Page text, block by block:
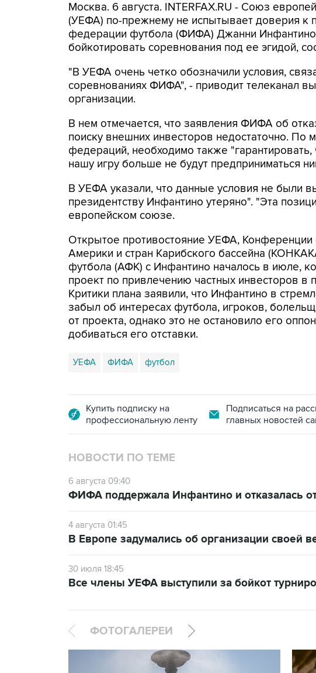
Москва. 6 августа. INTERFAX.RU - Союз
(УЕФА) по-прежнему не испытывает доверия к
федерации футбола (ФИФА) Джанни
бойкотировать соревнования под ее эгидой,
"В УЕФА очень четко обозначили условия,
соревнованиях ФИФА", - приводит телеканал
организации.
В нем отмечается, что заявления ФИФА об
поиску внешних инвесторов недостаточно. По
федераций, необходимо также
нашу игру больше не будут предприниматься
В УЕФА указали, что данные условия не были
президентству Инфантино утеряно". "Эта
европейском союзе.
Открытое противостояние УЕФА,
Америки и стран Карибского бассейна
футбола (АФК) с Инфантино началось в июле,
проект по привлечению частных инвесторов
Критики плана заявили, что Инфантино в
забыл об интересах футбола, игроков,
от проекта, однако это не остановило его
добиваться его отставки.
УЕФА ФИФА футбол
Купить подписку на
профессиональную ленту
Подписаться на
главных новостей
НОВОСТИ ПО ТЕМЕ
6 августа 09:40
ФИФА поддержала Инфантино и отказалась
4 августа 01:45
В Европе задумались об организации своей
30 июля 18:45
Все члены УЕФА выступили за бойкот
ФОТОГАЛЕРЕИ